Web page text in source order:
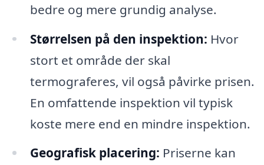
bedre og mere grundig analyse.
Størrelsen på den inspektion: Hvor
stort et område der skal
termograferes, vil også påvirke prisen.
En omfattende inspektion vil typisk
koste mere end en mindre inspektion.
Geografisk placering: Priserne kan